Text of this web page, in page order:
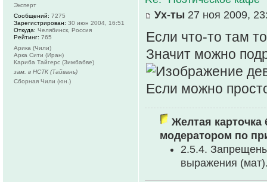
Ух-ты 27 ноя 2009,
Если что-то там
Значит можно
Если можно
Желтая карточка
модератором по
2.5.4.
выpажения
Эксперт
Сообщений: 7275
Зарегистрирован: 30 июн 2004, 16:51
Откуда: Челябинск, Россия
Рейтинг: 765
Арика (Чили)
Арка Сити (Иран)
Кариба Тайгерс (Зимбабве)
зам. в НСТК (Тайвань)
Сборная Чили (юн.)